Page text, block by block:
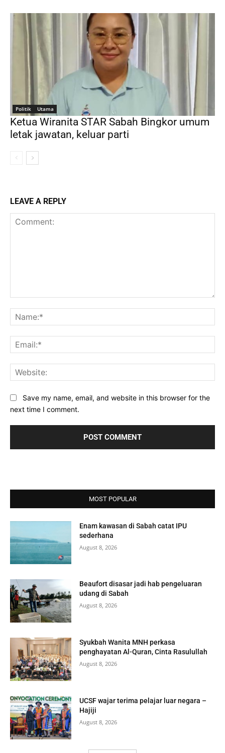
Politik Utama
Ketua Wiranita STAR Sabah Bingkor umum
letak jawatan, keluar parti
LEAVE A REPLY
Save my name, email, and website in this browser for the
next time I comment.
MOST POPULAR
Enam kawasan di Sabah catat IPU
sederhana
August 8, 2026
Beaufort disasar jadi hab pengeluaran
udang di Sabah
August 8, 2026
Syukbah Wanita MNH perkasa
penghayatan Al-Quran, Cinta Rasulullah
August 8, 2026
UCSF wajar terima pelajar luar negara –
Hajiji
August 8, 2026